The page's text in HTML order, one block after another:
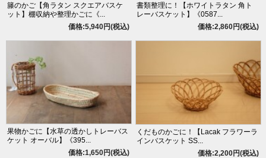
籐のかご【角ラタン スクエアバスケ
ット】棚収納や整理かごに《...
価格:5,940円(税込)
書類整理に！【ホワイトラタン 角ト
レーバスケット】《0587...
価格:2,860円(税込)
果物かごに【水草の透かしトレーバス
ケット オーバル】《395...
価格:1,650円(税込)
くだものかごに！【Lacak フラワーラ
インバスケット SS...
価格:2,200円(税込)